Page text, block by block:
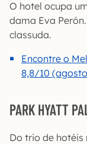
O hotel ocupa
dama Eva
classuda.
Encontre o
8,8/10
PARK HYATT
Do trio de hotéis